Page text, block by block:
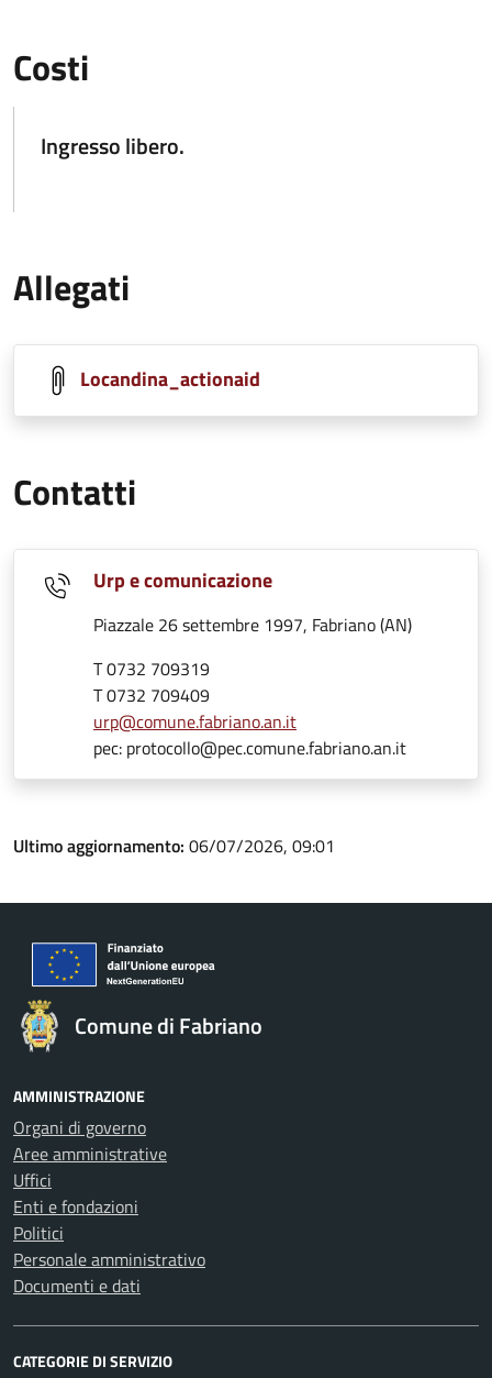
Costi
Ingresso libero.
Allegati
Locandina_actionaid
Contatti
Urp e comunicazione
Piazzale 26 settembre 1997, Fabriano (AN)
T 0732 709319
T 0732 709409
urp@comune.fabriano.an.it
pec: protocollo@pec.comune.fabriano.an.it
Ultimo aggiornamento: 06/07/2026, 09:01
Comune di Fabriano
AMMINISTRAZIONE
Organi di governo
Aree amministrative
Uffici
Enti e fondazioni
Politici
Personale amministrativo
Documenti e dati
CATEGORIE DI SERVIZIO